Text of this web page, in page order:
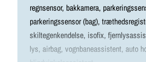
regnsensor, bakkamera,
parkeringssensor (bag),
skiltegenkendelse, isofix,
lys, airbag, vognbaneassistent, auto